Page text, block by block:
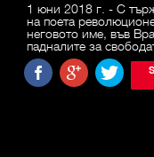
1 юни 2018 г. - С
на поета
неговото име, във
падналите за